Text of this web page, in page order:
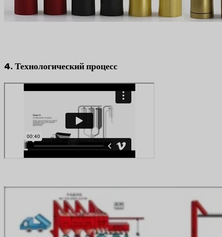
4. Технологический процесс